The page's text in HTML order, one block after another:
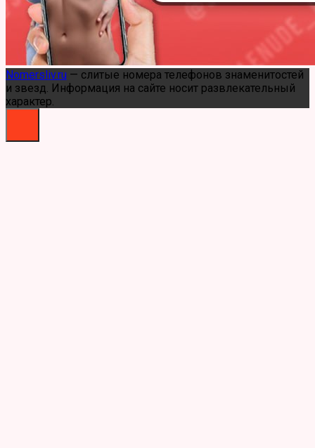
Nomersliv.ru — слитые номера телефонов знаменитостей
и звезд. Информация на сайте носит развлекательный
характер.